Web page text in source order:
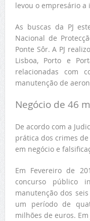
levou o empresário a
As buscas da PJ
Nacional de
Ponte Sôr. A PJ
Lisboa, Porto e
relacionadas com
manutenção de
Negócio de 46
De acordo com a
prática dos crimes
em negócio e
Em Fevereiro de
concurso público
manutenção dos
um período de
milhões de euros.